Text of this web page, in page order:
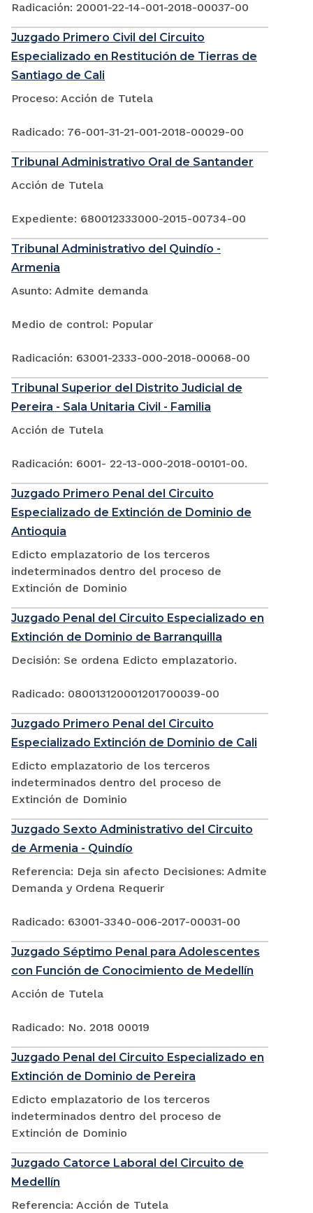
Radicación: 20001-22-14-001-2018-00037-00
Juzgado Primero Civil del Circuito
Especializado en Restitución de Tierras de
Santiago de Cali
Proceso: Acción de Tutela
Radicado: 76-001-31-21-001-2018-00029-00
Tribunal Administrativo Oral de Santander
Acción de Tutela
Expediente: 680012333000-2015-00734-00
Tribunal Administrativo del Quindío -
Armenia
Asunto: Admite demanda
Medio de control: Popular
Radicación: 63001-2333-000-2018-00068-00
Tribunal Superior del Distrito Judicial de
Pereira - Sala Unitaria Civil - Familia
Acción de Tutela
Radicación: 6001- 22-13-000-2018-00101-00.
Juzgado Primero Penal del Circuito
Especializado de Extinción de Dominio de
Antioquia
Edicto emplazatorio de los terceros
indeterminados dentro del proceso de
Extinción de Dominio
Juzgado Penal del Circuito Especializado en
Extinción de Dominio de Barranquilla
Decisión: Se ordena Edicto emplazatorio.
Radicado: 080013120001201700039-00
Juzgado Primero Penal del Circuito
Especializado Extinción de Dominio de Cali
Edicto emplazatorio de los terceros
indeterminados dentro del proceso de
Extinción de Dominio
Juzgado Sexto Administrativo del Circuito
de Armenia - Quindío
Referencia: Deja sin afecto Decisiones: Admite
Demanda y Ordena Requerir
Radicado: 63001-3340-006-2017-00031-00
Juzgado Séptimo Penal para Adolescentes
con Función de Conocimiento de Medellín
Acción de Tutela
Radicado: No. 2018 00019
Juzgado Penal del Circuito Especializado en
Extinción de Dominio de Pereira
Edicto emplazatorio de los terceros
indeterminados dentro del proceso de
Extinción de Dominio
Juzgado Catorce Laboral del Circuito de
Medellín
Referencia: Acción de Tutela